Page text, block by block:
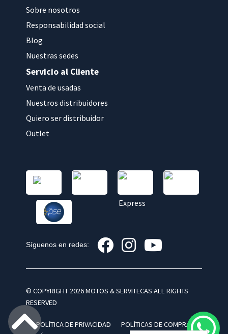
Sobre nosotros
Responsabilidad social
Blog
Nuestras sedes
Servicio al Cliente
Venta de usadas
Nuestros distribuidores
Quiero ser distribuidor
Outlet
Síguenos en redes:
© COPYRIGHT 2026 MOTOS & SERVITECAS ALL RIGHTS
RESERVED
POLÍTICA DE PRIVACIDAD
POLÍTICAS DE COMPRA